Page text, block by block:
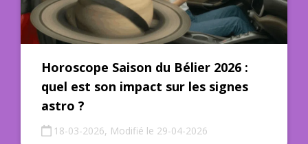
Horoscope Saison du Bélier 2026 :
quel est son impact sur les signes
astro ?
18-03-2026, Modifié le 29-04-2026